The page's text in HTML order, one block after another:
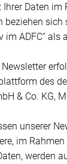
Daten im
beziehen
im ADFC“
des
& Co. KG,
unserer
im
werden